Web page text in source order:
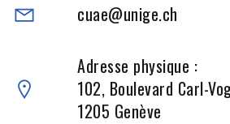
cuae@unige.ch
Adresse physique :
102, Boulevard Carl-
1205 Genève